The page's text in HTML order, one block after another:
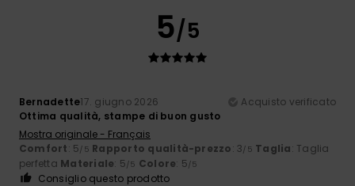
5/5
Bernadette17. giugno 2026
Acquisto verificato
Ottima qualità, stampe di buon gusto
Mostra originale - Français
Comfort: 5/5 Rapporto qualità-prezzo: 3/5 Taglia: Taglia
perfetta Materiale: 5/5 Colore: 5/5
Consiglio questo prodotto